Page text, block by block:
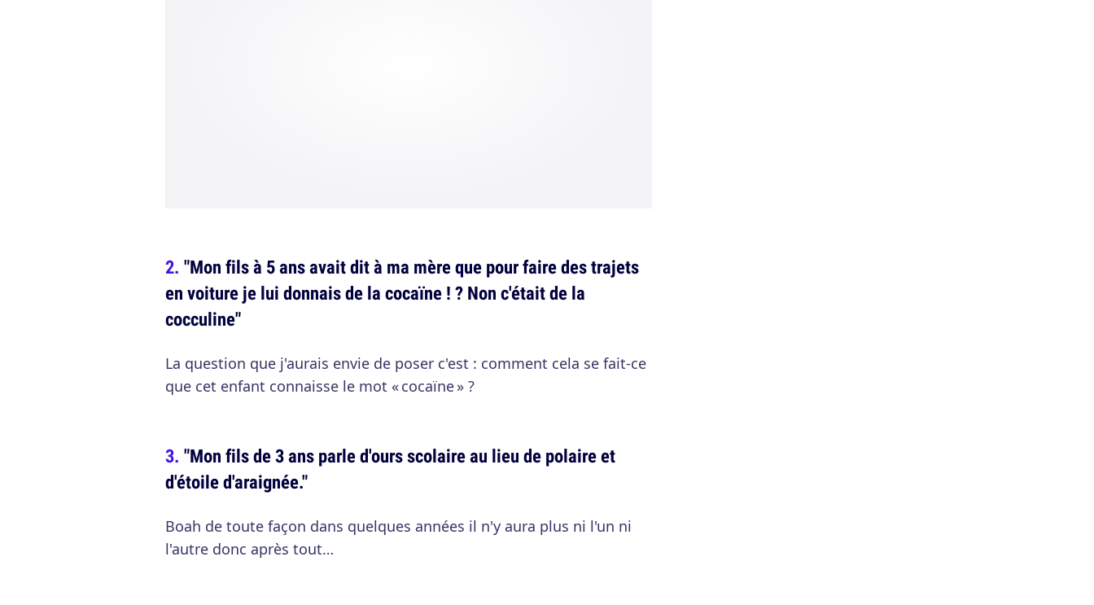
"Mon fils à 5 ans avait dit à ma mère que pour faire des trajets
en voiture je lui donnais de la cocaïne ! ? Non c'était de la
cocculine"
La question que j'aurais envie de poser c'est : comment cela se fait-ce
que cet enfant connaisse le mot « cocaïne » ?
"Mon fils de 3 ans parle d'ours scolaire au lieu de polaire et
d'étoile d'araignée."
Boah de toute façon dans quelques années il n'y aura plus ni l'un ni
l'autre donc après tout…